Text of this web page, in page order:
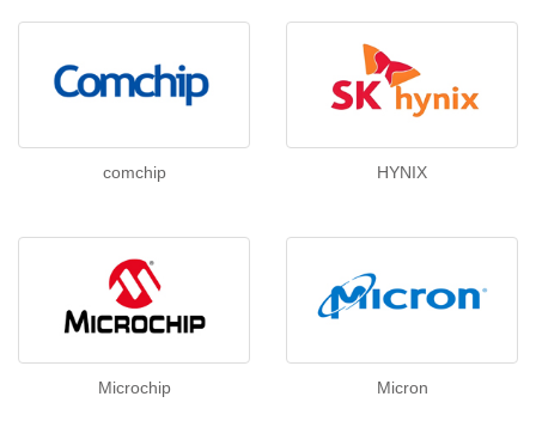
comchip HYNIX
Microchip Micron